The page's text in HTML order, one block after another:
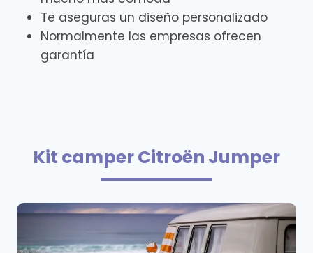
Te aseguras un diseño personalizado
Normalmente las empresas ofrecen
garantía
Kit camper Citroën Jumper